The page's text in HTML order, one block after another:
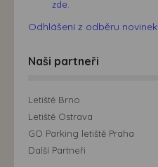
zde.
Odhlášení z odběru novinek
Naši partneři
Letiště Brno
Letiště Ostrava
GO Parking letiště Praha
Další Partneři